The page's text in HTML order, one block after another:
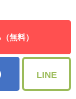
無料）
LINE